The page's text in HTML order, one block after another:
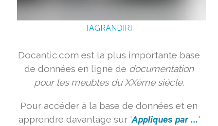
[AGRANDIR]
Docantic.com est la plus importante base
de données en ligne de documentation
pour les meubles du XXème siècle.
Pour accéder à la base de données et en
apprendre davantage sur 'Appliques par ...'